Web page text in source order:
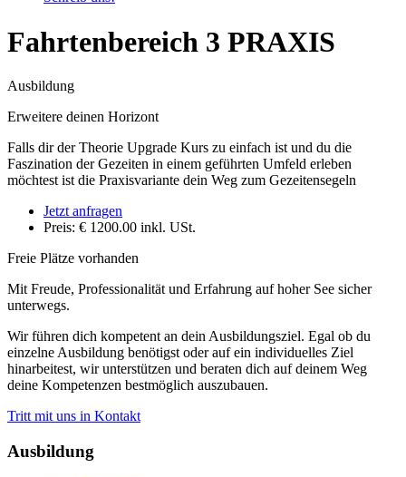
Fahrtenbereich 3 PRAXIS
Ausbildung
Erweitere deinen Horizont
Falls dir der Theorie Upgrade Kurs zu einfach ist und du die
Faszination der Gezeiten in einem geführten Umfeld erleben
möchtest ist die Praxisvariante dein Weg zum Gezeitensegeln
Jetzt anfragen
Preis: € 1200.00 inkl. USt.
Freie Plätze vorhanden
Mit Freude, Professionalität und Erfahrung auf hoher See sicher
unterwegs.
Wir führen dich kompetent an dein Ausbildungsziel. Egal ob du
einzelne Ausbildung benötigst oder auf ein individuelles Ziel
hinarbeitest, wir unterstützen und beraten dich auf deinem Weg
deine Kompetenzen bestmöglich auszubauen.
Tritt mit uns in Kontakt
Ausbildung